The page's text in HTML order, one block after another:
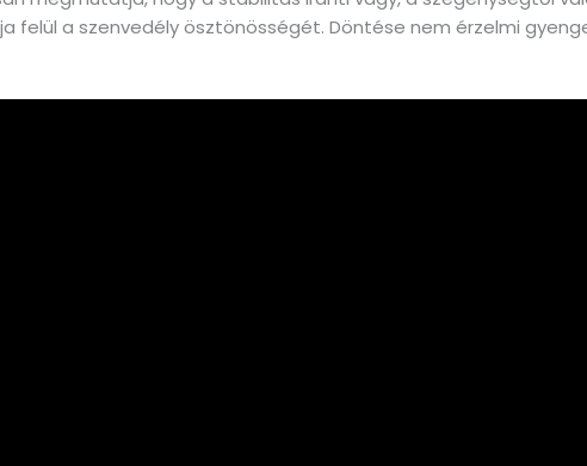
felül a szenvedély ösztönösségét. Döntése nem érzelmi